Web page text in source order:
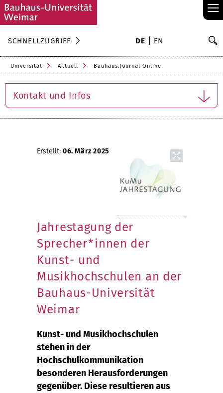
≡
SCHNELLZUGRIFF DE EN
Universität Aktuell Bauhaus.Journal Online
Kontakt und Infos
Erstellt: 06. März 2025
Jahrestagung der
Sprecher*innen der
Kunst- und
Musikhochschulen an der
Bauhaus-Universität
Weimar
Kunst- und Musikhochschulen
stehen in der
Hochschulkommunikation
besonderen Herausforderungen
gegenüber. Diese resultieren aus